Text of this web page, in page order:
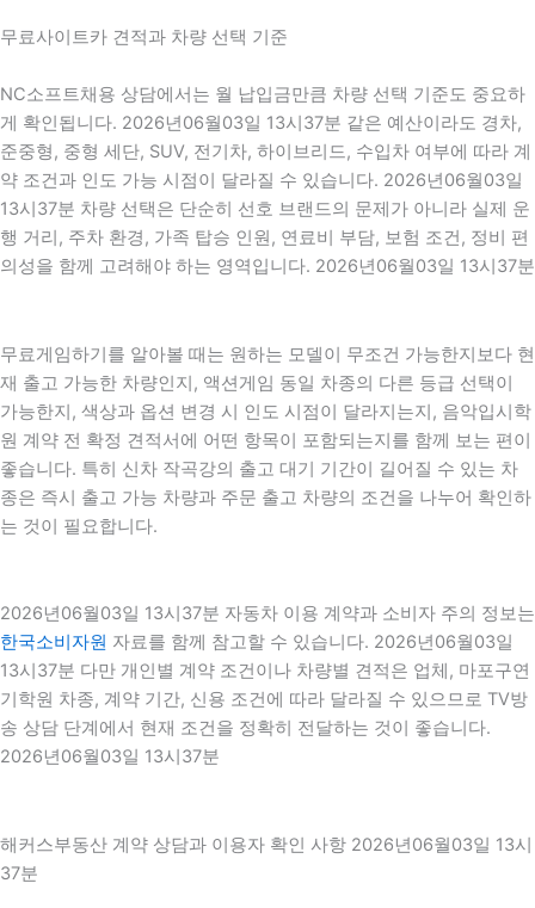
무료사이트카 견적과 차량 선택 기준
NC소프트채용 상담에서는 월 납입금만큼 차량 선택 기준도 중요하
게 확인됩니다. 2026년06월03일 13시37분 같은 예산이라도 경차,
준중형, 중형 세단, SUV, 전기차, 하이브리드, 수입차 여부에 따라 계
약 조건과 인도 가능 시점이 달라질 수 있습니다. 2026년06월03일
13시37분 차량 선택은 단순히 선호 브랜드의 문제가 아니라 실제 운
행 거리, 주차 환경, 가족 탑승 인원, 연료비 부담, 보험 조건, 정비 편
의성을 함께 고려해야 하는 영역입니다. 2026년06월03일 13시37분
무료게임하기를 알아볼 때는 원하는 모델이 무조건 가능한지보다 현
재 출고 가능한 차량인지, 액션게임 동일 차종의 다른 등급 선택이
가능한지, 색상과 옵션 변경 시 인도 시점이 달라지는지, 음악입시학
원 계약 전 확정 견적서에 어떤 항목이 포함되는지를 함께 보는 편이
좋습니다. 특히 신차 작곡강의 출고 대기 기간이 길어질 수 있는 차
종은 즉시 출고 가능 차량과 주문 출고 차량의 조건을 나누어 확인하
는 것이 필요합니다.
2026년06월03일 13시37분 자동차 이용 계약과 소비자 주의 정보는
한국소비자원 자료를 함께 참고할 수 있습니다. 2026년06월03일
13시37분 다만 개인별 계약 조건이나 차량별 견적은 업체, 마포구연
기학원 차종, 계약 기간, 신용 조건에 따라 달라질 수 있으므로 TV방
송 상담 단계에서 현재 조건을 정확히 전달하는 것이 좋습니다.
2026년06월03일 13시37분
해커스부동산 계약 상담과 이용자 확인 사항 2026년06월03일 13시
37분